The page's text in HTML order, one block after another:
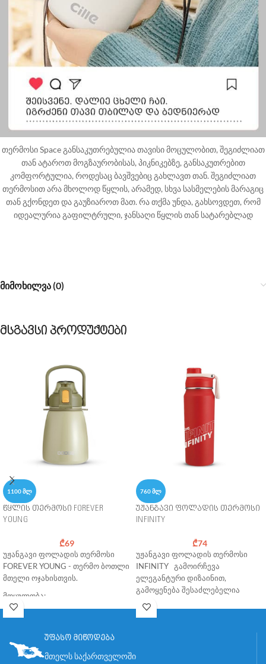
თერმოსი Space განსაკუთრებულია თავისი მოცულობით, შეგიძლიათ
თან ატაროთ მოგზაურობისას, პიკნიკებზე, განსაკუთრებით
კომფორტულია, როდესაც ბავშვებიც გახლავთ თან. შეგიძლიათ
თერმოსით არა მხოლოდ წყლის, არამედ, სხვა სასმელების მარაგიც
თან გქონდეთ და გაუზიაროთ მათ. რა თქმა უნდა, გახსოვდეთ, რომ
იდეალურია გაფილტრული, ჯანსაღი წყლის თან სატარებლად
მიმოხილვა (0)
მსგავსი პროდუქტები
1100 ᲛᲚ
წყლის თერმოსი FOREVER
YOUNG
₾69
უჟანგავი ფოლადის თერმოსი
FOREVER YOUNG - თერმო ბოთლი
მთელი ოჯახისთვის.
მოცულობა:
1100 მლ
მასშტაბით
760 ᲛᲚ
უჟანგავი ფოლადის თერმოსი
INFINITY
₾74
უჟანგავი ფოლადის თერმოსი
INFINITY გამოირჩევა
ელეგანტური დიზაინით,
გამოყენება შესაძლებელია
ყველა სეზონზე, როგორც ცივი ,
ასევე ცხელი სასმელებისთვის.
პრემიუმ თერმოსის კომპლექტში
უფასო მიწოდება
მთელს საქართველოში